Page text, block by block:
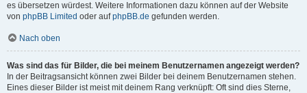
es übersetzen würdest. Weitere Informationen dazu können auf der Website
von phpBB Limited oder aufphpBB.de gefunden werden.
Nach oben
Was sind das für Bilder, die bei meinem Benutzernamen angezeigt werden?
In der Beitragsansicht können zwei Bilder bei deinem Benutzernamen stehen.
Eines dieser Bilder ist meist mit deinem Rang verknüpft: Oft sind dies Sterne,